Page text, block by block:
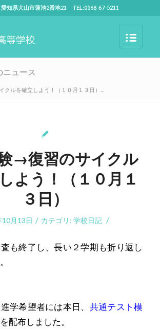
愛知県犬山市蓮池2番地21 TEL:0568-67-5211
ニュース
ルを確立しよう！（１０月１３日）...
→復習のサイクル
よう！（１０月１
３日）
10月13日 / カテゴリ: 学校日記 /
も終了し、長い２学期も折り返し
学希望者には本日、 共通テスト模
を配布しました。